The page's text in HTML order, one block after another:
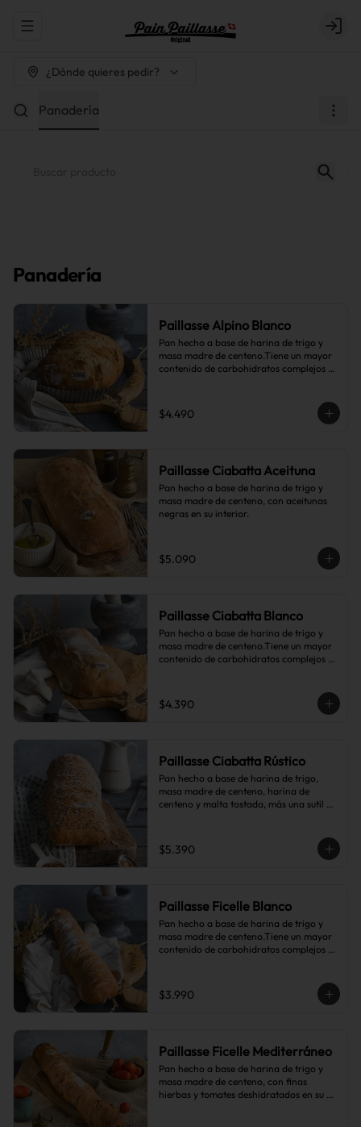
Abrir menu de navegación Login
¿Dónde quieres pedir?
Panadería
Panadería
Paillasse Alpino Blanco
Pan hecho a base de harina de trigo y
masa madre de centeno.Tiene un mayor
contenido de carbohidratos complejos
$4.490
Paillasse Ciabatta Aceituna
Pan hecho a base de harina de trigo y
masa madre de centeno, con aceitunas
negras en su interior.
$5.090
Paillasse Ciabatta Blanco
Pan hecho a base de harina de trigo y
masa madre de centeno.Tiene un mayor
contenido de carbohidratos complejos
$4.390
Paillasse Ciabatta Rústico
Pan hecho a base de harina de trigo,
masa madre de centeno, harina de
centeno y malta tostada, más una sutil
tostado y frutos secos.
$5.390
Paillasse Ficelle Blanco
Pan hecho a base de harina de trigo y
masa madre de centeno.Tiene un mayor
contenido de carbohidratos complejos
$3.990
Paillasse Ficelle Mediterráneo
Pan hecho a base de harina de trigo y
masa madre de centeno, con finas
hierbas y tomates deshidratados en su